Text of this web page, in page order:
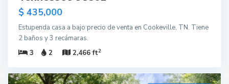
$ 435,000
Estupenda casa a bajo precio de venta en Cookeville, TN. Tiene
2 baños y 3 recámaras.
3
2 2,466 ft2